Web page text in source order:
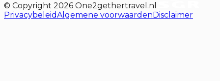
© Copyright 2026 One2gethertravel.nl
PrivacybeleidAlgemene voorwaardenDisclaimer